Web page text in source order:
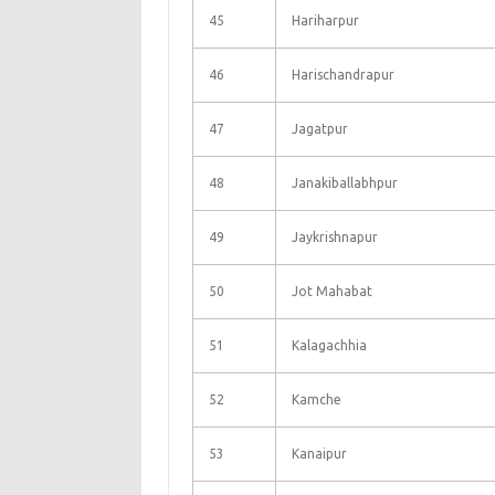
45 Hariharpur
46 Harischandrapur
47 Jagatpur
48 Janakiballabhpur
49 Jaykrishnapur
50 Jot Mahabat
51 Kalagachhia
52 Kamche
53 Kanaipur